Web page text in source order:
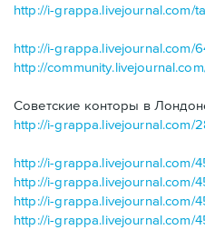
http://i-grappa.livejournal.com/
http://i-grappa.livejournal.com/
http://
Советские конторы в
http://i-grappa.livejournal.com/
http://i-grappa.livejournal.com/
http://i-grappa.livejournal.com/
http://i-grappa.livejournal.com/
http://i-grappa.livejournal.com/